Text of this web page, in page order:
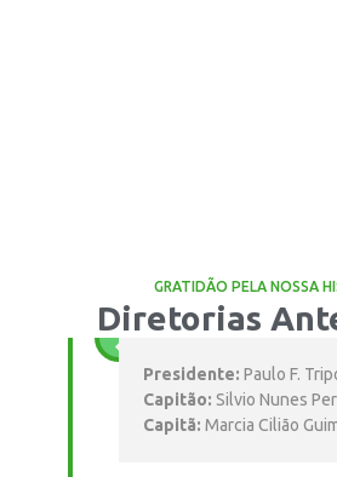
GRATIDÃO PELA NOSSA
Diretorias
Presidente: Paulo F.
Capitão: Silvio Nunes
Capitã: Marcia Cilião